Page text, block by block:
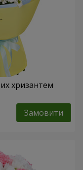
хризантем
Замовити